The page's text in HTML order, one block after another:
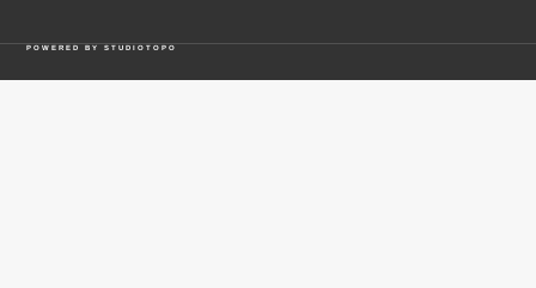
POWERED BY STUDIOTOPO